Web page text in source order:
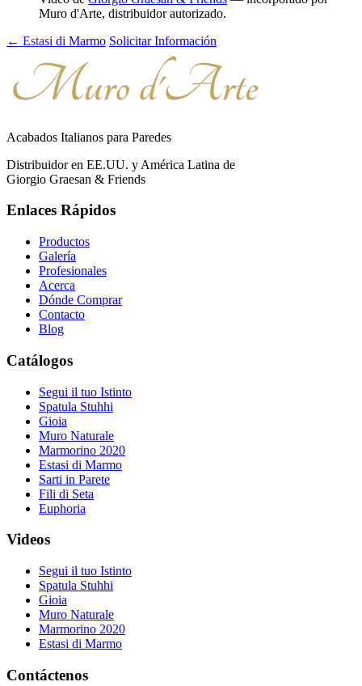
Muro d'Arte, distribuidor autorizado.
← Estasi di Marmo Solicitar Información
Acabados Italianos para Paredes
Distribuidor en EE.UU. y América Latina de
Giorgio Graesan & Friends
Enlaces Rápidos
Productos
Galería
Profesionales
Acerca
Dónde Comprar
Contacto
Blog
Catálogos
Segui il tuo Istinto
Spatula Stuhhi
Gioia
Muro Naturale
Marmorino 2020
Estasi di Marmo
Sarti in Parete
Fili di Seta
Euphoria
Videos
Segui il tuo Istinto
Spatula Stuhhi
Gioia
Muro Naturale
Marmorino 2020
Estasi di Marmo
Contáctenos